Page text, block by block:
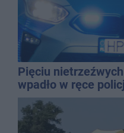
Pięciu
wpadło w ręce
promila